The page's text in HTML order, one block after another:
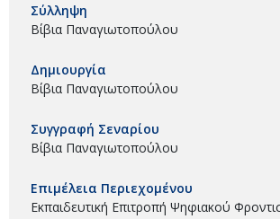
Σύλληψη
Βίβια Παναγιωτοπούλου
Δημιουργία
Βίβια Παναγιωτοπούλου
Συγγραφή Σεναρίου
Βίβια Παναγιωτοπούλου
Επιμέλεια Περιεχομένου
Εκπαιδευτική Επιτροπή Ψηφιακού